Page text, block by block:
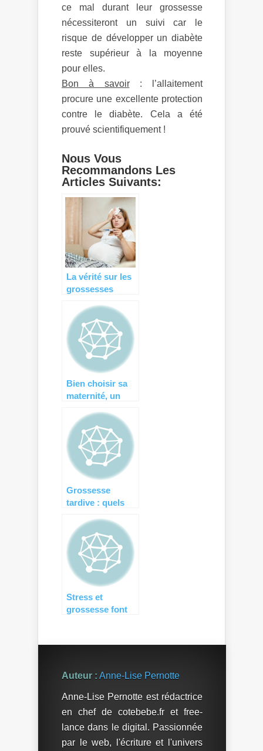
ce mal durant leur grossesse
nécessiteront un suivi car le
risque de développer un diabète
reste supérieur à la moyenne
pour elles.
Bon à savoir: l’allaitement
procure une excellente protection
contre le diabète. Cela a été
prouvé scientifiquement !
Nous Vous
Recommandons Les
Articles Suivants:
La vérité sur les
grossesses
Bien choisir sa
maternité, un
l’accouchement…
Grossesse
tardive : quels
Stress et
grossesse font
Auteur : Anne-Lise Pernotte
Anne-Lise Pernotte est rédactrice
en chef de cotebebe.fr et free-
lance dans le digital. Passionnée
par le web, l'écriture et l'univers